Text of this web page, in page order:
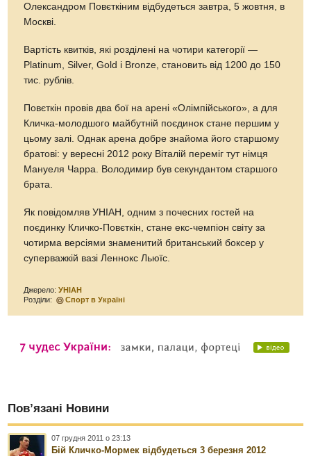
Олександром Повєткіним відбудеться завтра, 5 жовтня, в
Москві.
Вартість квитків, які розділені на чотири категорії —
Platinum, Silver, Gold і Bronze, становить від 1200 до 150
тис. рублів.
Повєткін провів два бої на арені «Олімпійського»​​, а для
Кличка-молодшого майбутній поєдинок стане першим у
цьому залі. Однак арена добре знайома його старшому
братові: у вересні 2012 року Віталій переміг тут німця
Мануеля Чарра. Володимир був секундантом старшого
брата.
Як повідомляв УНІАН, одним з почесних гостей на
поєдинку Кличко-Повєткін, стане екс-чемпіон світу за
чотирма версіями знаменитий британський боксер у
суперважкій вазі Леннокс Льюїс.
Джерело:УНІАН
Розділи:
Спорт в Україні
Пов’язані Новини
07 грудня 2011 о 23:13
Бій Кличко-Мормек відбудеться 3 березня 2012